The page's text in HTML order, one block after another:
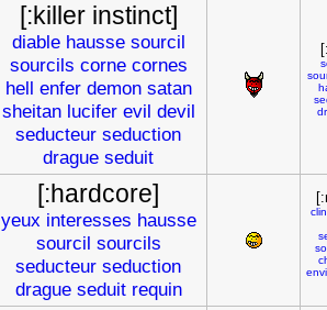
[:killer instinct]
diable hausse sourcil
sourcils corne cornes
hell enfer demon satan
sheitan lucifer evil devil
seducteur seduction
drague seduit
[:hardcore]
yeux interesses hausse
sourcil sourcils
seducteur seduction
drague seduit requin
clin